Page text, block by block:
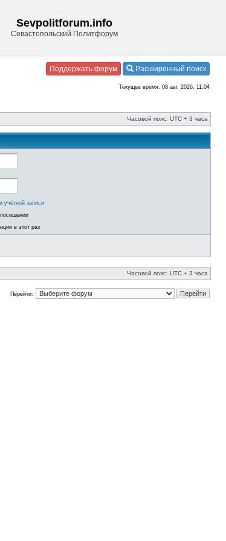
Sevpolitforum.info
Севастопольский Политфорум
Поддержать форум Расширенный поиск
Текущее время: 08 авг, 2026, 11:04
Часовой пояс: UTC + 3 часа
учётной записи
в этот раз
Часовой пояс: UTC + 3 часа
Перейти: